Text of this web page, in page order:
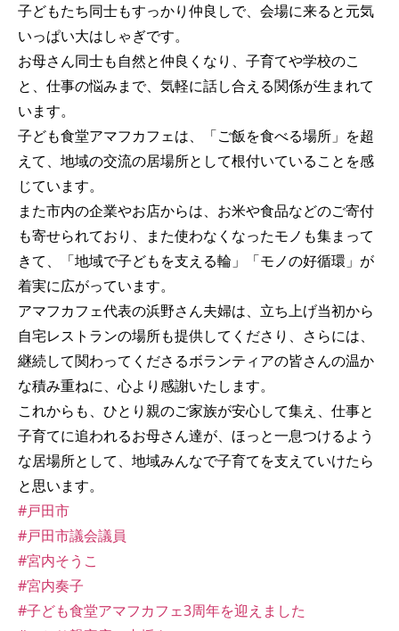
子どもたち同士もすっかり仲良しで、会場に来ると元気
いっぱい大はしゃぎです。
お母さん同士も自然と仲良くなり、子育てや学校のこ
と、仕事の悩みまで、気軽に話し合える関係が生まれて
います。
子ども食堂アマフカフェは、「ご飯を食べる場所」を超
えて、地域の交流の居場所として根付いていることを感
じています。
また市内の企業やお店からは、お米や食品などのご寄付
も寄せられており、また使わなくなったモノも集まって
きて、「地域で子どもを支える輪」「モノの好循環」が
着実に広がっています。
アマフカフェ代表の浜野さん夫婦は、立ち上げ当初から
自宅レストランの場所も提供してくださり、さらには、
継続して関わってくださるボランティアの皆さんの温か
な積み重ねに、心より感謝いたします。
これからも、ひとり親のご家族が安心して集え、仕事と
子育てに追われるお母さん達が、ほっと一息つけるよう
な居場所として、地域みんなで子育てを支えていけたら
と思います。
#戸田市
#戸田市議会議員
#宮内そうこ
#宮内奏子
#子ども食堂アマフカフェ3周年を迎えました